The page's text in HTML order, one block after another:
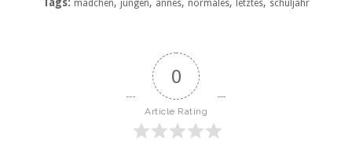
madchen jungen annes normales letztes schuljahr
0
Article Rating